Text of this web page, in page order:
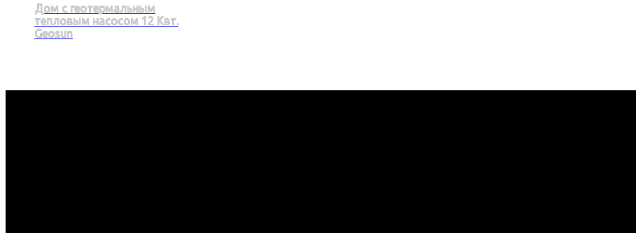
Дом с геотермальным
тепловым насосом 12 Квт.
Geosun